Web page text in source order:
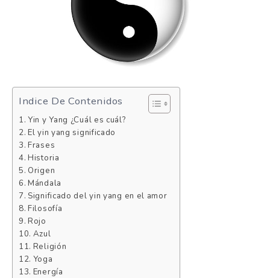
Indice De Contenidos
Yin y Yang ¿Cuál es cuál?
El yin yang significado
Frases
Historia
Origen
Mándala
Significado del yin yang en el amor
Filosofía
Rojo
Azul
Religión
Yoga
Energía